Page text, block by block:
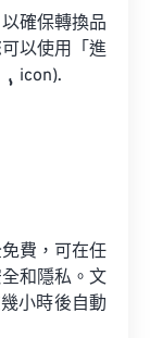
確保轉換品
以使用「進
icon).
費，可在任
和隱私。文
小時後自動